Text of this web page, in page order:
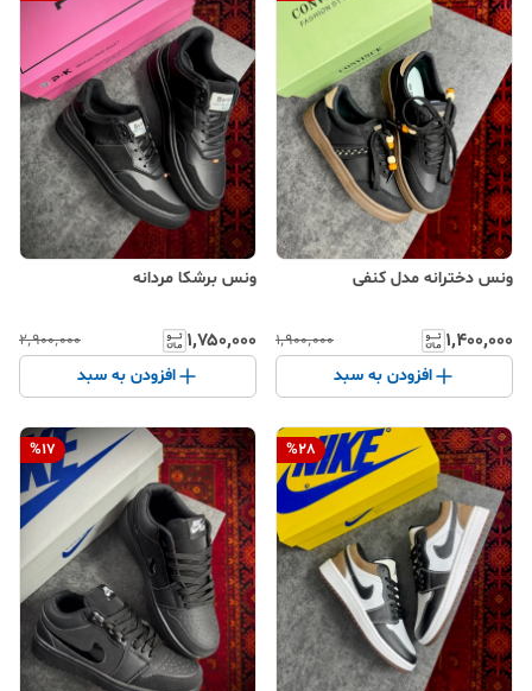
ونس دخترانه مدل کنفی
۱٬۴۰۰٬۰۰۰ ۱٬۹۰۰٬۰۰۰
افزودن به سبد
ونس برشکا مردانه
۱٬۷۵۰٬۰۰۰ ۲٬۹۰۰٬۰۰۰
افزودن به سبد
%28
%17